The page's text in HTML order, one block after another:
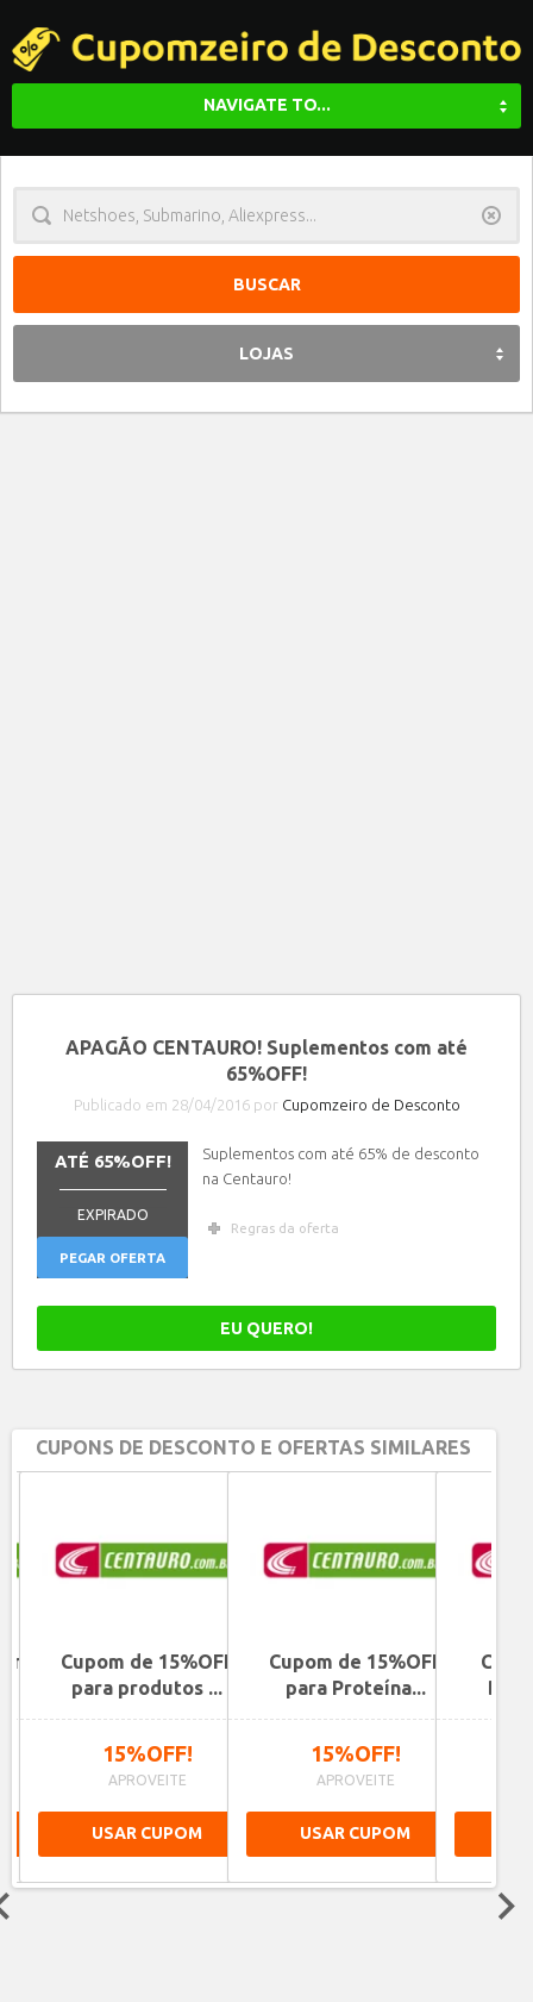
NAVIGATE TO...
LOJAS
APAGÃO CENTAURO! Suplementos com até
65%OFF!
Publicado em 28/04/2016 por Cupomzeiro de Desconto
ATÉ 65%OFF!
EXPIRADO
PEGAR OFERTA
Suplementos com até 65% de desconto
na Centauro!
Regras da oferta
EU QUERO!
CUPONS DE DESCONTO E OFERTAS SIMILARES
Cupom de 15%OFF
para produtos ...
15%OFF!
APROVEITE
USAR CUPOM
Cupom de 15%OFF
para Proteína...
15%OFF!
APROVEITE
USAR CUPOM